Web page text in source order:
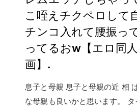
こ咥えチクペロして
チンコ入れて腰振っ
ってるおw【エロ同
画】.
息子と母親 息子と母親の近 相
な母親も良いかと思います。